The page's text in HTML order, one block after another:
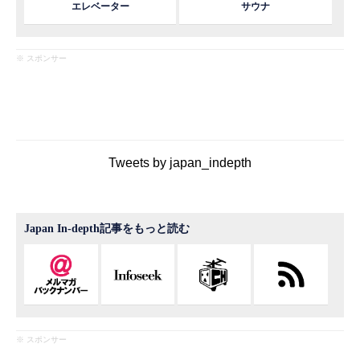
エレベーター サウナ
※ スポンサー
Tweets by japan_indepth
Japan In-depth記事をもっと読む
※ スポンサー